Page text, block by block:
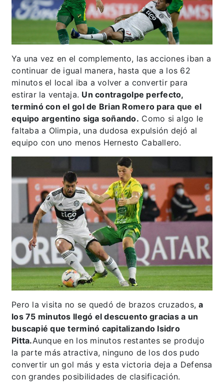
Ya una vez en el complemento, las acciones iban a
continuar de igual manera, hasta que a los 62
minutos el local iba a volver a convertir para
estirar la ventaja. Un contragolpe perfecto,
terminó con el gol de Brian Romero para que el
equipo argentino siga soñando. Como si algo le
faltaba a Olimpia, una dudosa expulsión dejó al
equipo con uno menos Hernesto Caballero.
Pero la visita no se quedó de brazos cruzados, a
los 75 minutos llegó el descuento gracias a un
buscapié que terminó capitalizando Isidro
Pitta.Aunque en los minutos restantes se produjo
la parte más atractiva, ninguno de los dos pudo
convertir un gol más y esta victoria deja a Defensa
con grandes posibilidades de clasificación.